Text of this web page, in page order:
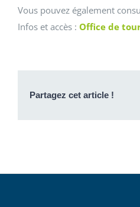
Vous pouvez également
Infos et accès : Office de
Partagez cet article !